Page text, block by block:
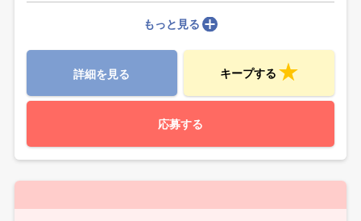
もっと見る
詳細を見る キープする
応募する